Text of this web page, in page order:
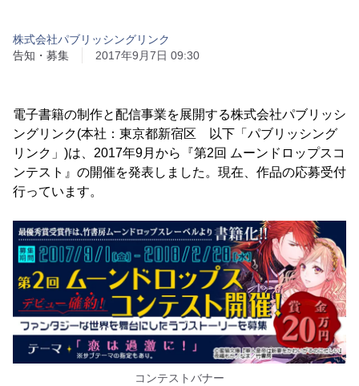
株式会社パブリッシングリンク
告知・募集
2017年9月7日 09:30
電子書籍の制作と配信事業を展開する株式会社パブリッシ
ングリンク(本社：東京都新宿区 以下「パブリッシング
リンク」)は、2017年9月から『第2回 ムーンドロップスコ
ンテスト』の開催を発表しました。現在、作品の応募受付
行っています。
コンテストバナー